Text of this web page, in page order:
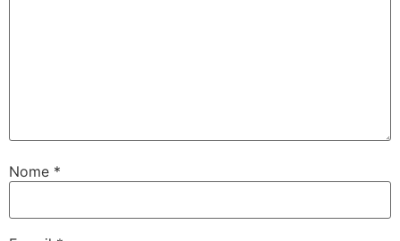
Nome *